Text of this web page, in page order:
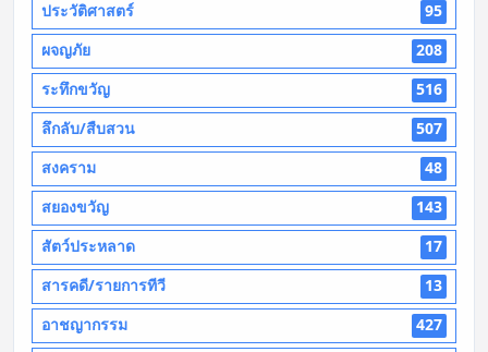
ประวัติศาสตร์
95
ผจญภัย
208
ระทึกขวัญ
516
ลึกลับ/สืบสวน
507
สงคราม
48
สยองขวัญ
143
สัตว์ประหลาด
17
สารคดี/รายการทีวี
13
อาชญากรรม
427